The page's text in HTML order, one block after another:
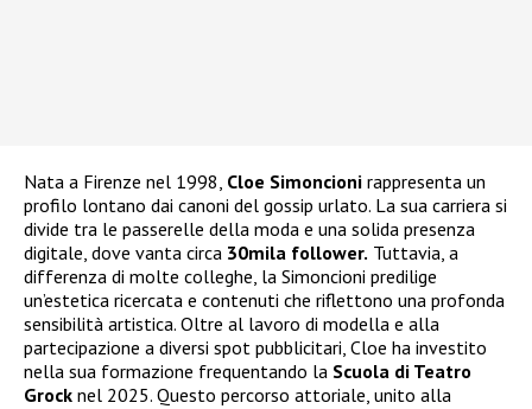
Nata a Firenze nel 1998, Cloe Simoncioni rappresenta un
profilo lontano dai canoni del gossip urlato. La sua carriera si
divide tra le passerelle della moda e una solida presenza
digitale, dove vanta circa 30mila follower. Tuttavia, a
differenza di molte colleghe, la Simoncioni predilige
un’estetica ricercata e contenuti che riflettono una profonda
sensibilità artistica. Oltre al lavoro di modella e alla
partecipazione a diversi spot pubblicitari, Cloe ha investito
nella sua formazione frequentando la Scuola di Teatro
Grock nel 2025. Questo percorso attoriale, unito alla